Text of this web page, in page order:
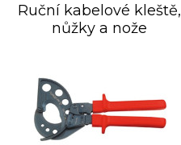
Ruční kabelové kleště,
nůžky a nože